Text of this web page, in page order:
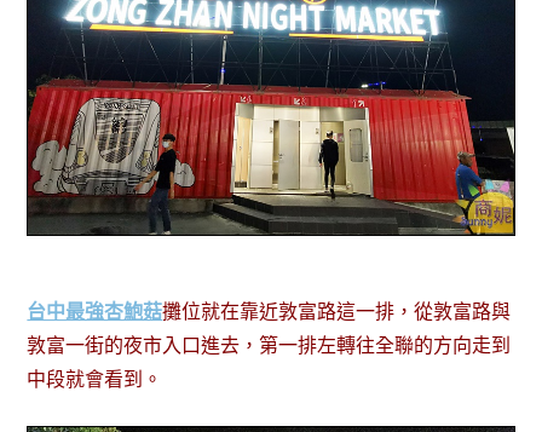
台中最強杏鮑菇攤位就在靠近敦富路這一排，從敦富路與
敦富一街的夜市入口進去，第一排左轉往全聯的方向走到
中段就會看到。